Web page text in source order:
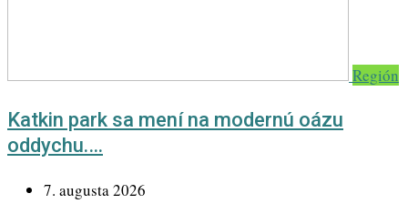
Región
Katkin park sa mení na modernú oázu
oddychu.…
7. augusta 2026